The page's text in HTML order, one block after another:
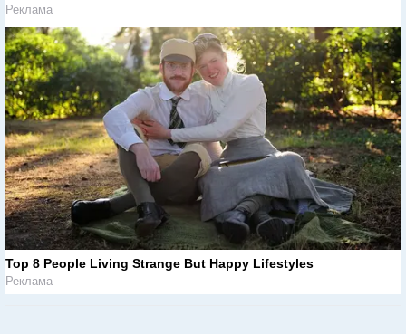
Реклама
Top 8 People Living Strange But Happy Lifestyles
Реклама